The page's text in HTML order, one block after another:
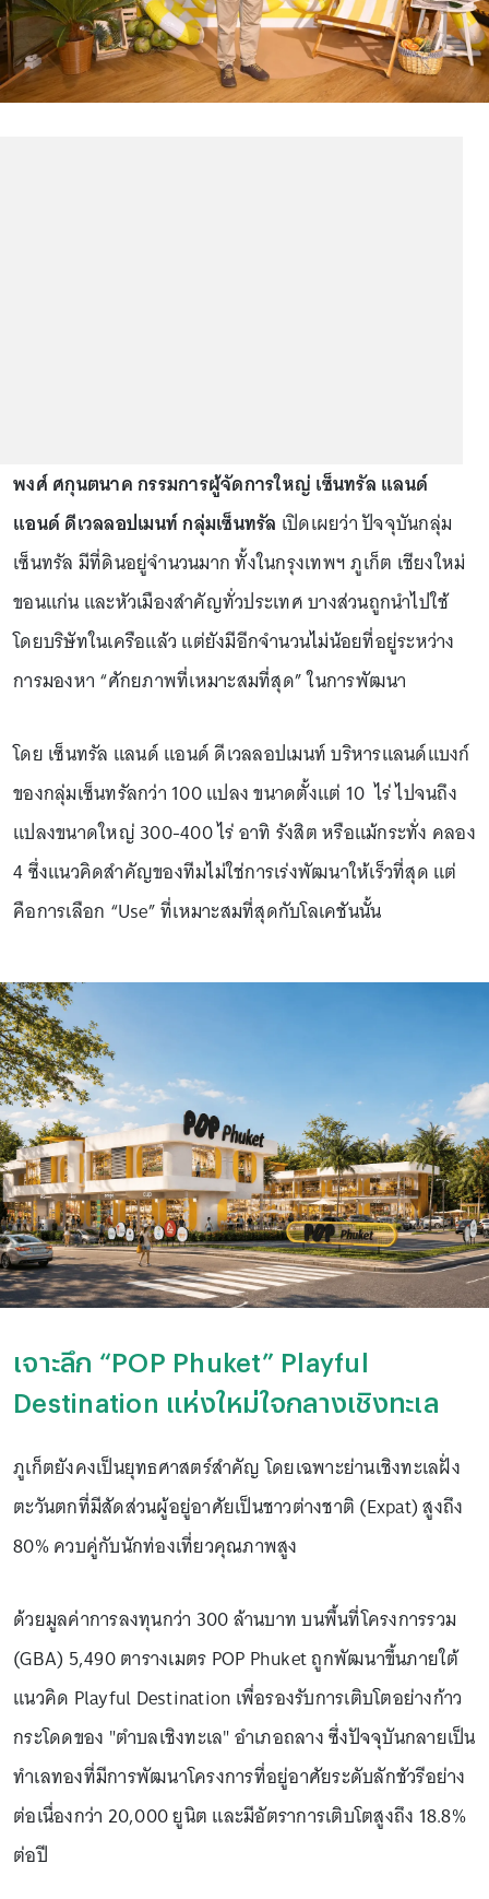
พงศ์ ศกุนตนาค กรรมการผู้จัดการใหญ่ เซ็นทรัล แลนด์
แอนด์ ดีเวลลอปเมนท์ กลุ่มเซ็นทรัล เปิดเผยว่า ปัจจุบันกลุ่ม
เซ็นทรัล มีที่ดินอยู่จำนวนมาก ทั้งในกรุงเทพฯ ภูเก็ต เชียงใหม่
ขอนแก่น และหัวเมืองสำคัญทั่วประเทศ บางส่วนถูกนำไปใช้
โดยบริษัทในเครือแล้ว แต่ยังมีอีกจำนวนไม่น้อยที่อยู่ระหว่าง
การมองหา “ศักยภาพที่เหมาะสมที่สุด” ในการพัฒนา
โดย เซ็นทรัล แลนด์ แอนด์ ดีเวลลอปเมนท์ บริหารแลนด์แบงก์
ของกลุ่มเซ็นทรัลกว่า 100 แปลง ขนาดตั้งแต่ 10 ไร่ ไปจนถึง
แปลงขนาดใหญ่ 300-400 ไร่ อาทิ รังสิต หรือแม้กระทั่ง คลอง
4 ซึ่งแนวคิดสำคัญของทีมไม่ใช่การเร่งพัฒนาให้เร็วที่สุด แต่
คือการเลือก “Use” ที่เหมาะสมที่สุดกับโลเคชันนั้น
เจาะลึก “POP Phuket” Playful
Destination แห่งใหม่ใจกลางเชิงทะเล
ภูเก็ตยังคงเป็นยุทธศาสตร์สำคัญ โดยเฉพาะย่านเชิงทะเลฝั่ง
ตะวันตกที่มีสัดส่วนผู้อยู่อาศัยเป็นชาวต่างชาติ (Expat) สูงถึง
80% ควบคู่กับนักท่องเที่ยวคุณภาพสูง
ด้วยมูลค่าการลงทุนกว่า 300 ล้านบาท บนพื้นที่โครงการรวม
(GBA) 5,490 ตารางเมตร POP Phuket ถูกพัฒนาขึ้นภายใต้
แนวคิด Playful Destination เพื่อรองรับการเติบโตอย่างก้าว
กระโดดของ "ตำบลเชิงทะเล" อำเภอถลาง ซึ่งปัจจุบันกลายเป็น
ทำเลทองที่มีการพัฒนาโครงการที่อยู่อาศัยระดับลักชัวรีอย่าง
ต่อเนื่องกว่า 20,000 ยูนิต และมีอัตราการเติบโตสูงถึง 18.8%
ต่อปี